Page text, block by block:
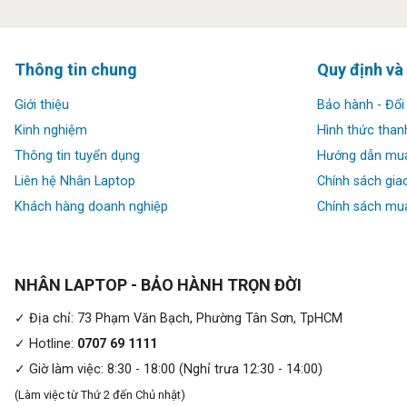
Đánh giá & hình ảnh hình ảnh thật
Dell Latitude 5440 –
Hiệu suất và khả năng mở rộng tối đa:
Laptop Dell Latitude 5440 (2023) hoạt động ở năng suất tối
chạy trên bộ xử lý Intel Core thế hệ thứ 13 ở dòng U hoặc P-
DDR5 tùy chọn lên đến 64GB. Nhiệt tiên tiến với quạt mới lớn
ExpressCharge phân tích mức sử dụng để kéo dài thời gian
Thông tin chung
Giới thiệu
Kinh nghiệm
Thông tin tuyển dụng
Liên hệ Nhân Laptop
Khách hàng doanh nghiệp
Quy định
Bảo hành -
Hình thức
Hướng dẫn
Chính sách
Chính sách
NHÂN LAPTOP - BẢO HÀNH TRỌN ĐỜI
✓ Địa chỉ: 73 Phạm Văn Bạch, Phường Tân Sơn, TpHCM
✓ Hotline: 0707 69 1111
✓ Giờ làm việc: 8:30 - 18:00 (Nghỉ trưa 12:30 - 14:00)
(Làm việc từ Thứ 2 đến Chủ nhật)